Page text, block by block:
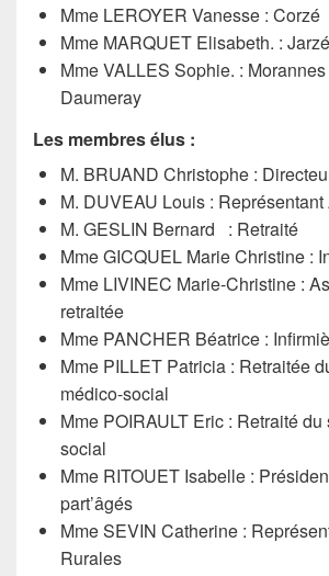
Mme LEROYER Vanesse : Corzé
Mme MARQUET Elisabeth. :
Mme VALLES Sophie. :
Daumeray
Les membres élus :
M. BRUAND Christophe :
M. DUVEAU Louis : Représentant
M. GESLIN Bernard
: Retraité
Mme GICQUEL Marie Christine :
Mme LIVINEC Marie-Christine :
retraitée
Mme PANCHER Béatrice :
Mme PILLET Patricia : Retraitée
médico-social
Mme POIRAULT Eric : Retraité
social
Mme RITOUET Isabelle :
part’âgés
Mme SEVIN Catherine :
Rurales